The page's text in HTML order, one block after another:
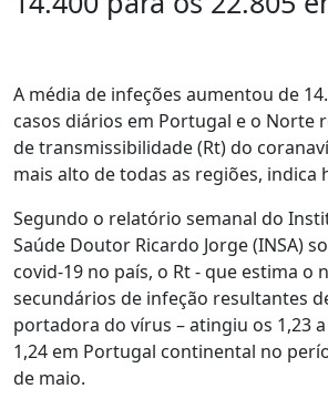
A média de infeções aumentou de
casos diários em Portugal e o Norte
de transmissibilidade (Rt) do
mais alto de todas as regiões, indica
Segundo o relatório semanal do
Saúde Doutor Ricardo Jorge (INSA)
covid-19 no país, o Rt - que estima o
secundários de infeção resultantes
portadora do vírus – atingiu os 1,23
1,24 em Portugal continental no
de maio.